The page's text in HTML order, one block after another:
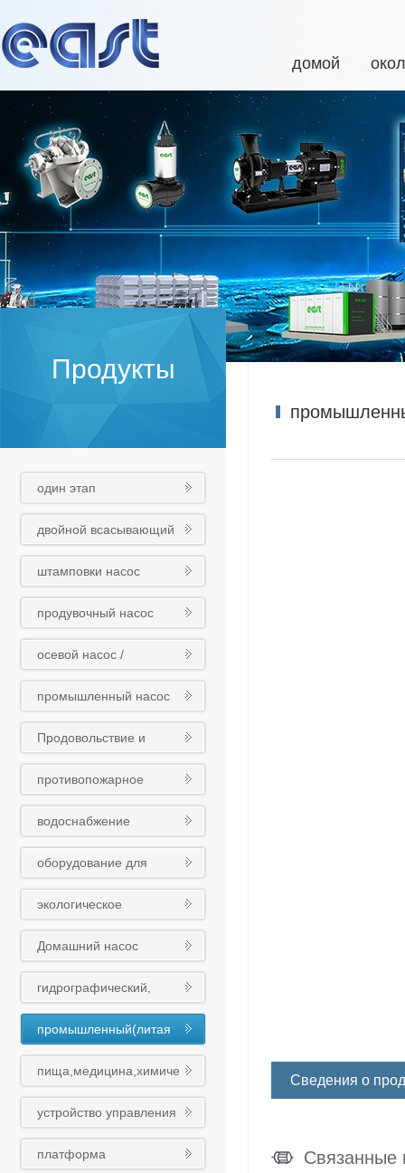
домой
Продукты
один этап
центробежный насос
двойной всасывающий
насос
штамповки насос
продувочный насос
осевой насос /
смесительный насос /
трубный насос
промышленный насос
Продовольствие и
медикаменты
химический насос
противопожарное
оборудование
водоснабжение
оборудования
оборудование для
обработки сточных вод
экологическое
оборудование
Домашний насос
гидрографический,
муниципальный
(чугунный шариковый)
клапан
промышленный(литая
сталь)клапан
пища,медицина,химиче
ская промышленность
клапан
устройство управления
платформа
Сведения о
Связанные